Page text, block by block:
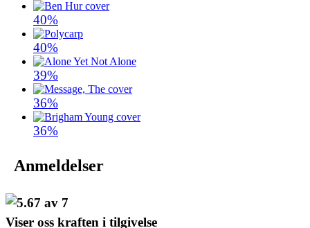
40%
40%
39%
36%
36%
Anmeldelser
Viser oss kraften i tilgivelse